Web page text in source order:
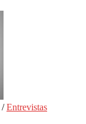
/Entrevistas